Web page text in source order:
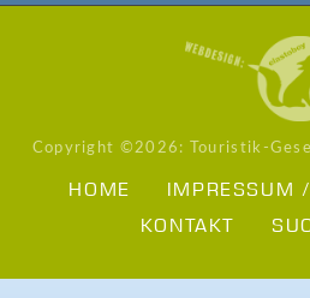
Copyright ©2026: Touristik-
HOME
IMPRESSUM
KONTAKT